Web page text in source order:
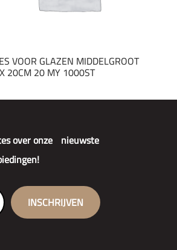
VOOR GLAZEN MIDDELGROOT
20CM 20 MY 1000ST
over onze nieuwste